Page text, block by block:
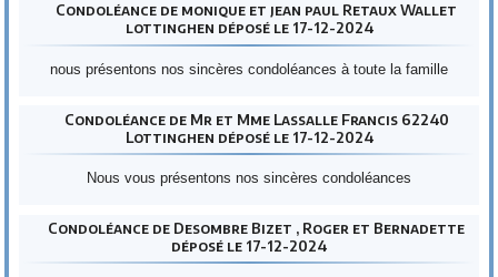
Condoléance de monique et jean paul Retaux Wallet
lottinghen déposé le 17-12-2024
nous présentons nos sincères condoléances à toute la famille
Condoléance de Mr et Mme Lassalle Francis 62240
Lottinghen déposé le 17-12-2024
Nous vous présentons nos sincères condoléances
Condoléance de Desombre Bizet , Roger et Bernadette
déposé le 17-12-2024